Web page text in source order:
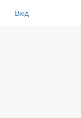
Вхід